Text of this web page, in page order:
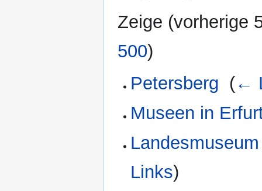
Zeige (vorherige
500)
Petersberg (←
Museen in
Links)